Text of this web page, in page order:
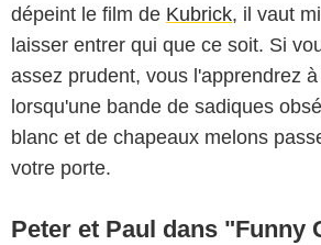
dépeint le film de Kubrick, il vaut
laisser entrer qui que ce soit. Si
assez prudent, vous l'apprendrez
lorsqu'une bande de sadiques
blanc et de chapeaux melons
votre porte.
Peter et Paul dans "Funny